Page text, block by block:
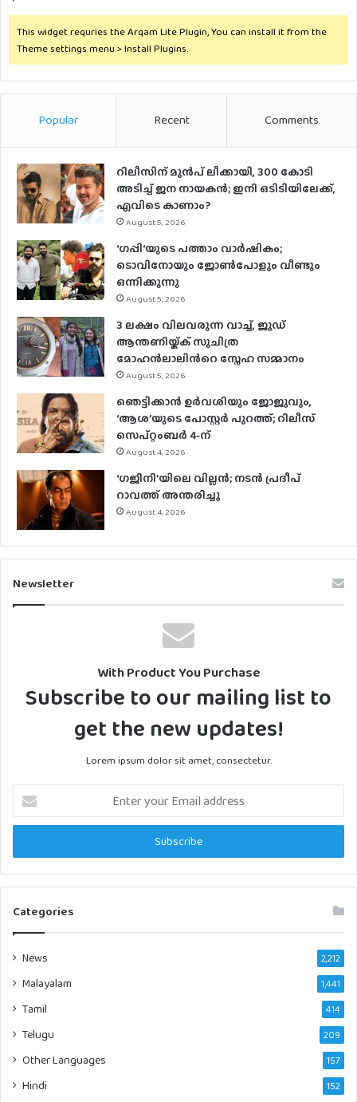
This widget requries the Arqam Lite Plugin, You can install it from the
Theme settings menu > Install Plugins.
Popular Recent Comments
റിലീസിന് മുൻപ് ലീക്കായി, 300 കോടി
അടിച്ച് ജന നായകൻ; ഇനി ഒടിടിയിലേക്ക്,
എവിടെ കാണാം?
August 5, 2026
‘ഗപ്പി‘യുടെ പത്താം വാർഷികം;
ടൊവിനോയും ജോൺപോളും വീണ്ടും
ഒന്നിക്കുന്നു
August 5, 2026
3 ലക്ഷം വിലവരുന്ന വാച്ച്, ജൂഡ്
ആന്തണിയ്ക്ക് സുചിത്ര
മോഹൻലാലിൻറെ സ്നേഹ സമ്മാനം
August 5, 2026
ഞെട്ടിക്കാൻ ഉർവശിയും ജോജുവും,
‘ആശ’യുടെ പോസ്റ്റർ പുറത്ത്; റിലീസ്
സെപ്റ്റംബർ 4-ന്
August 4, 2026
‘ഗജിനി’യിലെ വില്ലൻ; നടൻ പ്രദീപ്
റാവത്ത് അന്തരിച്ചു
August 4, 2026
Newsletter
With Product You Purchase
Subscribe to our mailing list to
get the new updates!
Lorem ipsum dolor sit amet, consectetur.
Enter
your
Email
Categories
News 2,212
Malayalam 1,441
Tamil 414
Telugu 209
Other Languages 157
Hindi 152